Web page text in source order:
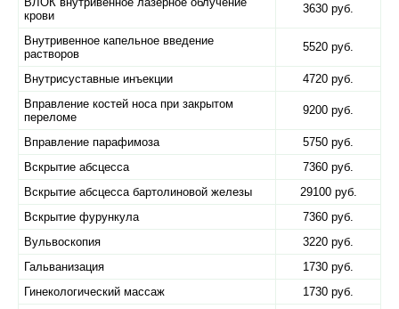
крови
3630 руб.
Внутривенное капельное введение
растворов
5520 руб.
Внутрисуставные инъекции
4720 руб.
Вправление костей носа при закрытом
переломе
9200 руб.
Вправление парафимоза
5750 руб.
Вскрытие абсцесса
7360 руб.
Вскрытие абсцесса бартолиновой железы
29100 руб.
Вскрытие фурункула
7360 руб.
Вульвоскопия
3220 руб.
Гальванизация
1730 руб.
Гинекологический массаж
1730 руб.